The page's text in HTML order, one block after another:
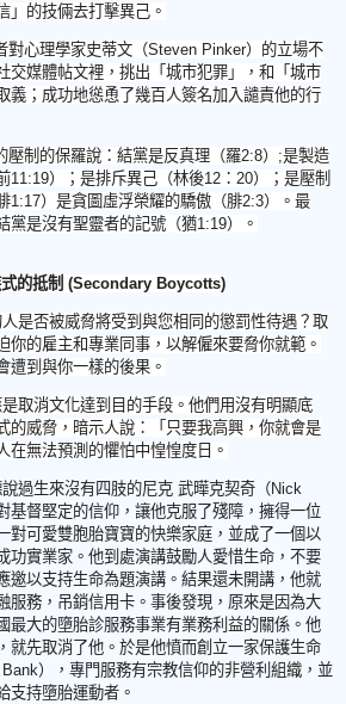
」的技倆去打擊異己。
對心理學家史蒂文（Steven Pinker）的立場不
交媒體帖文裡，挑出「城市犯罪」，和「城市
義；成功地慫恿了幾百人簽名加入譴責他的行
壓制的保羅說：結黨是反真理（羅2:8） ;是製造
11:19）；是排斥異己（林後12 ： 20）；是壓制
1:17）是貪圖虛浮榮耀的驕傲（腓2:3）。最
黨是沒有聖靈者的記號（猶1:19）。
的抵制 (Secondary Boycotts)
是否被威脅將受到與您相同的懲罰性待遇？取
你的雇主和專業同事，以解僱來要脅你就範。
遭到與你一樣的後果。
取消文化達到目的手段。他們用沒有明顯底
的威脅，暗示人說：「只要我高興，你就會是
在無法預測的懼怕中惶惶度日。
過生來沒有四肢的尼克 武曄克契奇（ Nick
基督堅定的信仰，讓他克服了殘障，擁得一位
對可愛雙胞胎寶寶的快樂家庭，並成了一個以
功實業家。他到處演講鼓勵人愛惜生命，不要
邀以支持生命為題演講。結果還未開講，他就
服務，吊銷信用卡。事後發現，原來是因為大
最大的墮胎診服務事業有業務利益的關係。他
就先取消了他。於是他憤而創立一家保護生命
），專門服務有宗教信仰的非營利組織，並
支持墮胎運動者。